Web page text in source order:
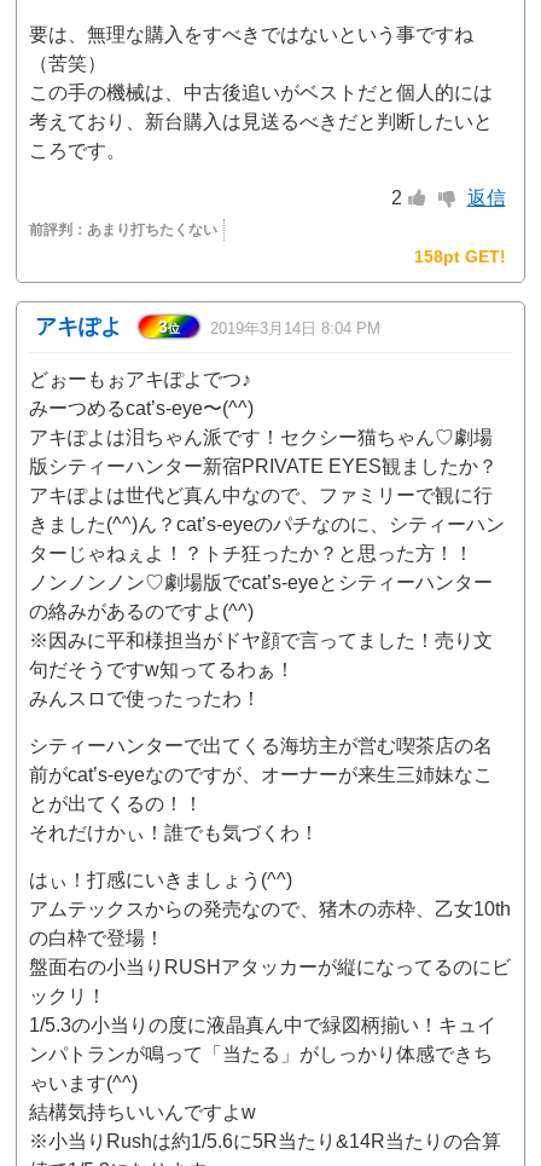
要は、無理な購入をすべきではないという事ですね
（苦笑）
この手の機械は、中古後追いがベストだと個人的には
考えており、新台購入は見送るべきだと判断したいと
ころです。
2 返信
前評判：あまり打ちたくない
158pt GET!
アキぽよ 3位 2019年3月14日 8:04 PM
どぉーもぉアキぽよでつ♪
みーつめるcat’s-eye〜(^^)
アキぽよは泪ちゃん派です！セクシー猫ちゃん♡劇場
版シティーハンター新宿PRIVATE EYES観ましたか？
アキぽよは世代ど真ん中なので、ファミリーで観に行
きました(^^)ん？cat’s-eyeのパチなのに、シティーハン
ターじゃねぇよ！？トチ狂ったか？と思った方！！
ノンノンノン♡劇場版でcat’s-eyeとシティーハンター
の絡みがあるのですよ(^^)
※因みに平和様担当がドヤ顔で言ってました！売り文
句だそうですw知ってるわぁ！
みんスロで使ったったわ！
シティーハンターで出てくる海坊主が営む喫茶店の名
前がcat’s-eyeなのですが、オーナーが来生三姉妹なこ
とが出てくるの！！
それだけかぃ！誰でも気づくわ！
はぃ！打感にいきましょう(^^)
アムテックスからの発売なので、猪木の赤枠、乙女10th
の白枠で登場！
盤面右の小当りRUSHアタッカーが縦になってるのにビ
ックリ！
1/5.3の小当りの度に液晶真ん中で緑図柄揃い！キュイ
ンパトランが鳴って「当たる」がしっかり体感できち
ゃいます(^^)
結構気持ちいいんですよw
※小当りRushは約1/5.6に5R当たり&14R当たりの合算